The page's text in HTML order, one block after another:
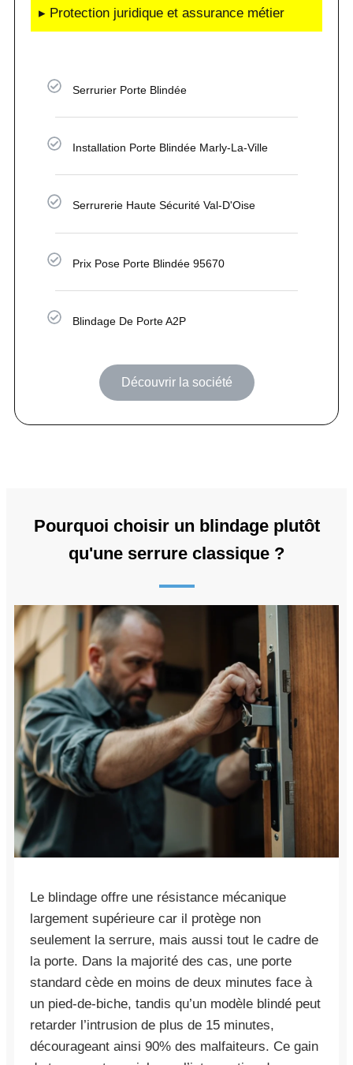
▸ Protection juridique et assurance métier
Serrurier Porte Blindée
Installation Porte Blindée Marly-La-Ville
Serrurerie Haute Sécurité Val-D'Oise
Prix Pose Porte Blindée 95670
Blindage De Porte A2P
Découvrir la société
Pourquoi choisir un blindage plutôt
qu'une serrure classique ?
Le blindage offre une résistance mécanique
largement supérieure car il protège non
seulement la serrure, mais aussi tout le cadre de
la porte. Dans la majorité des cas, une porte
standard cède en moins de deux minutes face à
un pied-de-biche, tandis qu’un modèle blindé peut
retarder l’intrusion de plus de 15 minutes,
décourageant ainsi 90% des malfaiteurs. Ce gain